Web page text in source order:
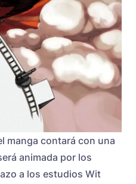
manga contará con una
animada por los
a los estudios Wit